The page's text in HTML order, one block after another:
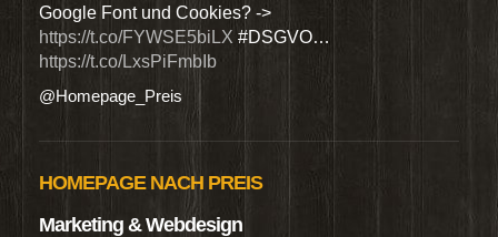
Google Font und Cookies? ->
https://t.co/FYWSE5biLX #DSGVO…
https://t.co/LxsPiFmbIb
@Homepage_Preis
HOMEPAGE NACH PREIS
Marketing & Webdesign